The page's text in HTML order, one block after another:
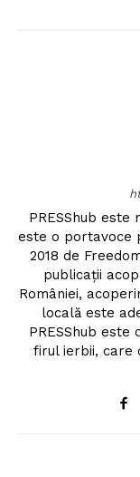
PRESShub
este o portavoce
2018 de
publicații
României,
locală este
PRESShub
firul ierbii, care